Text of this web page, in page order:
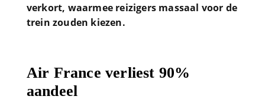
verkort, waarmee reizigers massaal voor de
trein zouden kiezen.
Air France verliest 90%
aandeel